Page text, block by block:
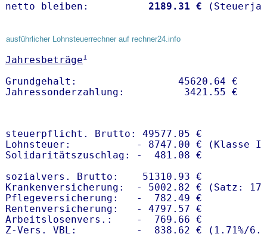
netto bleiben: 2189.31 €
ausführlicher Lohnsteuerrechner auf rechner24.info
Jahresbeträge1
Grundgehalt:                 45620.64 €
steuerpflicht. Brutto: 49577.05 €
Lohnsteuer:           - 8747.00 € (Klasse I)
Solidaritätszuschlag: -  481.08 €
sozialvers. Brutto:    51310.93 €
Krankenversicherung:  - 5002.82 € (Satz:
Pflegeversicherung:   -  782.49 €
Rentenversicherung:   - 4797.57 €
Arbeitslosenvers.:    -  769.66 €
Z-Vers. VBL:          -  838.62 € ( 1.71%/